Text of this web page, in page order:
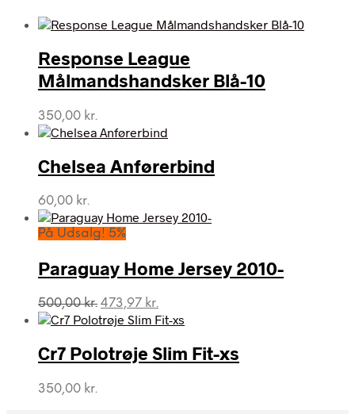
Response League
Målmandshandsker Blå-10
350,00 kr.
Chelsea Anførerbind
60,00 kr.
På Udsalg! 5%
Paraguay Home Jersey 2010-
500,00kr. Den
oprindelige
var:
500,00 kr..
473,97 kr.
aktuelle
er:
473,97 kr..
Cr7 Polotrøje Slim Fit-xs
350,00 kr.